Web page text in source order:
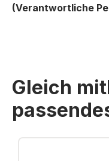
(Verantwortliche
Gleich
Produktgalerie